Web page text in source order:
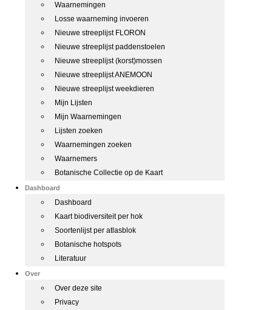
Waarnemingen
Losse waarneming invoeren
Nieuwe streeplijst FLORON
Nieuwe streeplijst paddenstoelen
Nieuwe streeplijst (korst)mossen
Nieuwe streeplijst ANEMOON
Nieuwe streeplijst weekdieren
Mijn Lijsten
Mijn Waarnemingen
Lijsten zoeken
Waarnemingen zoeken
Waarnemers
Botanische Collectie op de Kaart
Dashboard
Dashboard
Kaart biodiversiteit per hok
Soortenlijst per atlasblok
Botanische hotspots
Literatuur
Over
Over deze site
Privacy